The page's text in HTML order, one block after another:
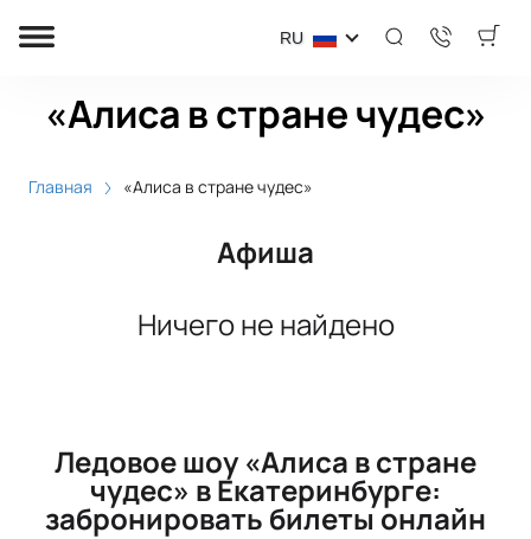
RU
«Алиса в стране чудес»
Главная «Алиса в стране чудес»
Афиша
Ничего не найдено
Ледовое шоу «Алиса в стране
чудес» в Екатеринбурге:
забронировать билеты онлайн